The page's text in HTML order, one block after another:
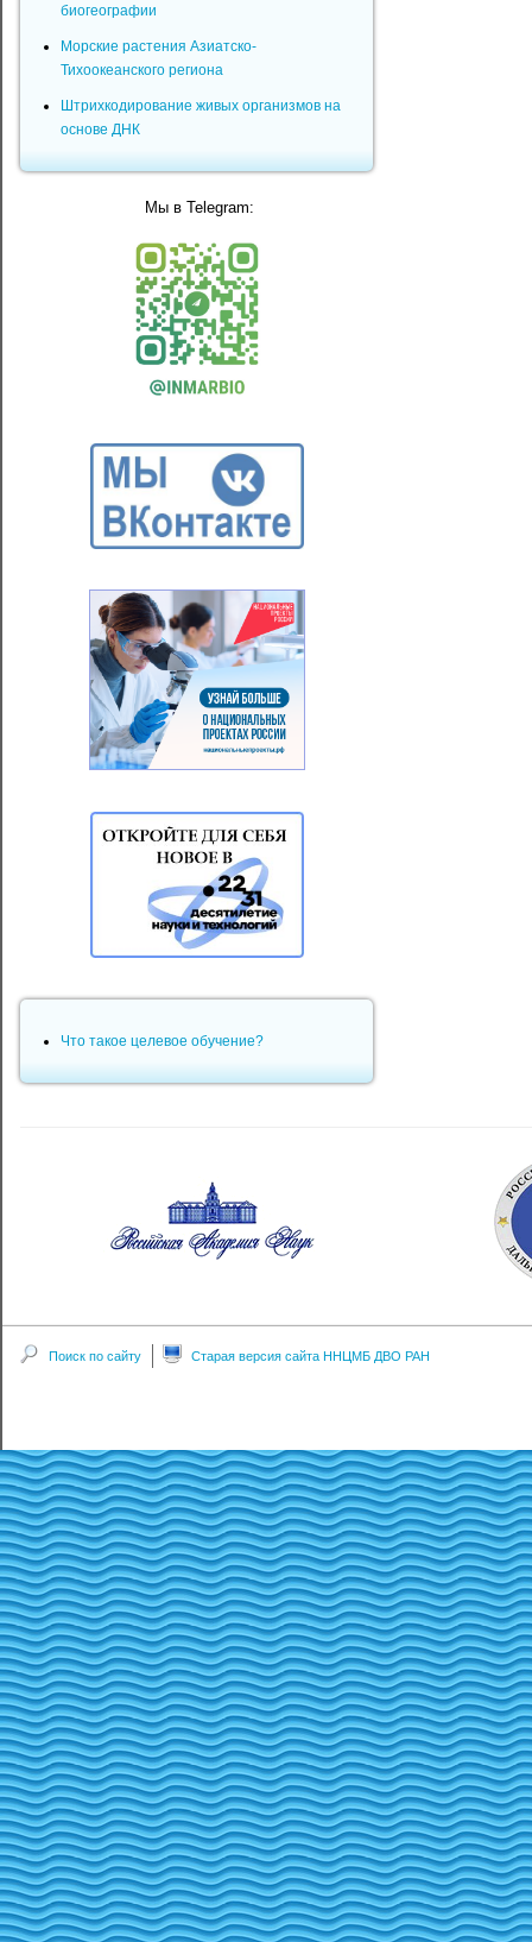
биогеографии
Морские растения Азиатско-
Тихоокеанского региона
Штрихкодирование живых организмов на
основе ДНК
Мы в Telegram:
Что такое целевое обучение?
Поиск по сайту Старая версия сайта ННЦМБ ДВО РАН